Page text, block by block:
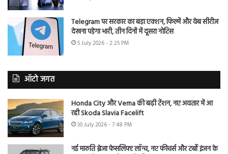
Telegram पर सरकार का बड़ा एक्शन, फिल्में और वेब सीरीज
देखना पड़ेगा भारी, तीन दिनों में दूसरा नोटिस
5 July 2026 - 2:25 PM
ऑटो जगत
Honda City और Verna की बढ़ी टेंशन, नए अवतार में आ
रही Skoda Slavia Facelift
30 July 2026 - 7:48 PM
नई मारुति ब्रेजा फेसलिफ्ट लॉन्च, नए फीचर्स और टर्बो इंजन के